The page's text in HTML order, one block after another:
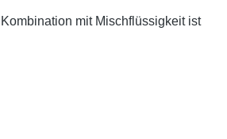
mit Mischflüssigkeit ist